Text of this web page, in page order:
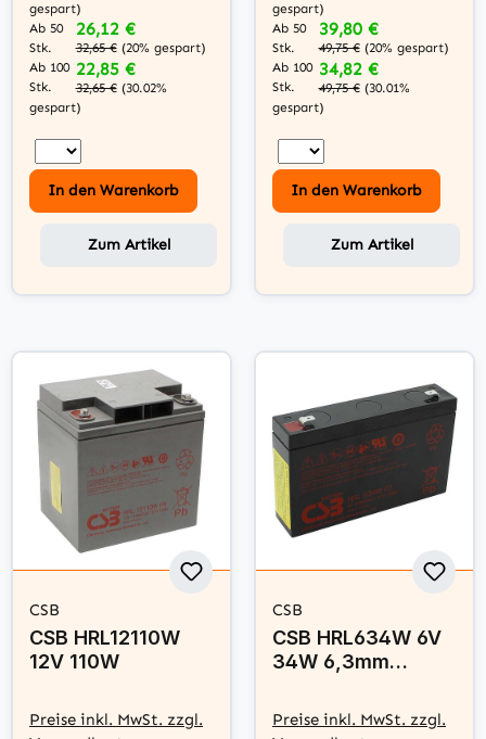
gespart)
Ab 50
Stk.
26,12 €
32,65 € (20% gespart)
Ab 100
Stk.
22,85 €
32,65 € (30.02%
gespart)
In den Warenkorb
Zum Artikel
gespart)
Ab 50
Stk.
39,80 €
49,75 € (20% gespart)
Ab 100
Stk.
34,82 €
49,75 € (30.01%
gespart)
In den Warenkorb
Zum Artikel
CSB
CSB HRL12110W
12V 110W
Preise inkl. MwSt. zzgl.
CSB
CSB HRL634W 6V
34W 6,3mm
Panasonic UP-
VW0645P1
Preise inkl. MwSt. zzgl.